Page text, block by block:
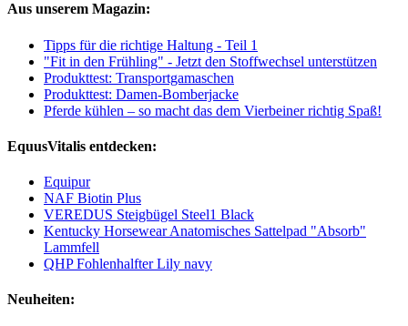
Aus unserem Magazin:
Tipps für die richtige Haltung - Teil 1
"Fit in den Frühling" - Jetzt den Stoffwechsel unterstützen
Produkttest: Transportgamaschen
Produkttest: Damen-Bomberjacke
Pferde kühlen – so macht das dem Vierbeiner richtig Spaß!
EquusVitalis entdecken:
Equipur
NAF Biotin Plus
VEREDUS Steigbügel Steel1 Black
Kentucky Horsewear Anatomisches Sattelpad "Absorb"
Lammfell
QHP Fohlenhalfter Lily navy
Neuheiten: